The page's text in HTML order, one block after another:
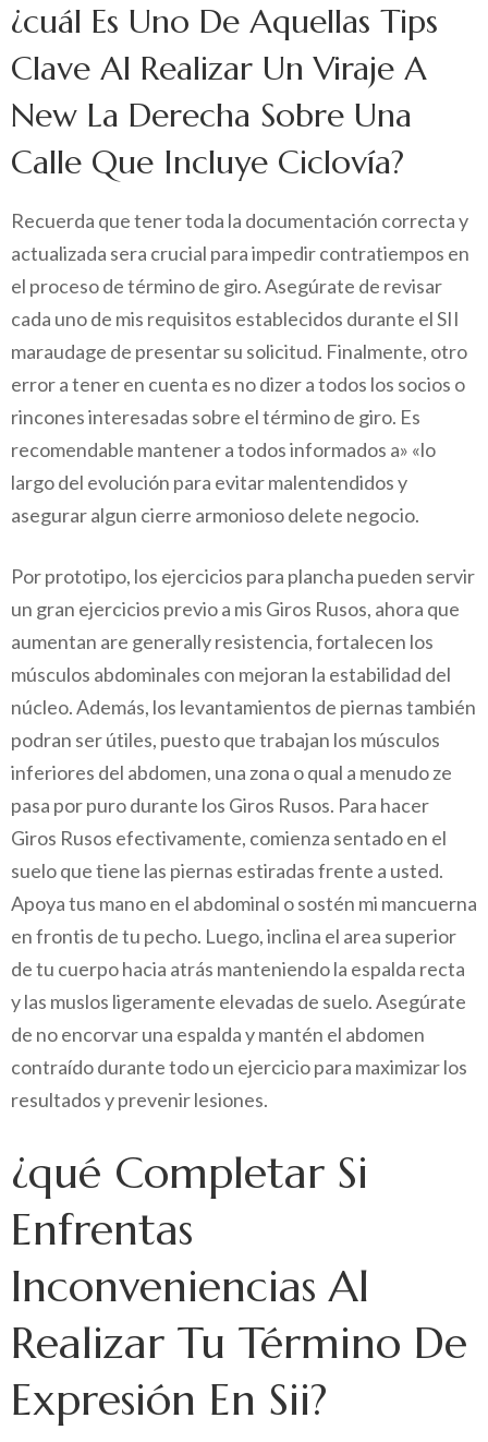
¿cuál Es Uno De Aquellas Tips
Clave Al Realizar Un Viraje A
New La Derecha Sobre Una
Calle Que Incluye Ciclovía?
Recuerda que tener toda la documentación correcta y
actualizada sera crucial para impedir contratiempos en
el proceso de término de giro. Asegúrate de revisar
cada uno de mis requisitos establecidos durante el SII
maraudage de presentar su solicitud. Finalmente, otro
error a tener en cuenta es no dizer a todos los socios o
rincones interesadas sobre el término de giro. Es
recomendable mantener a todos informados a» «lo
largo del evolución para evitar malentendidos y
asegurar algun cierre armonioso delete negocio.
Por prototipo, los ejercicios para plancha pueden servir
un gran ejercicios previo a mis Giros Rusos, ahora que
aumentan are generally resistencia, fortalecen los
músculos abdominales con mejoran la estabilidad del
núcleo. Además, los levantamientos de piernas también
podran ser útiles, puesto que trabajan los músculos
inferiores del abdomen, una zona o qual a menudo ze
pasa por puro durante los Giros Rusos. Para hacer
Giros Rusos efectivamente, comienza sentado en el
suelo que tiene las piernas estiradas frente a usted.
Apoya tus mano en el abdominal o sostén mi mancuerna
en frontis de tu pecho. Luego, inclina el area superior
de tu cuerpo hacia atrás manteniendo la espalda recta
y las muslos ligeramente elevadas de suelo. Asegúrate
de no encorvar una espalda y mantén el abdomen
contraído durante todo un ejercicio para maximizar los
resultados y prevenir lesiones.
¿qué Completar Si
Enfrentas
Inconveniencias Al
Realizar Tu Término De
Expresión En Sii?